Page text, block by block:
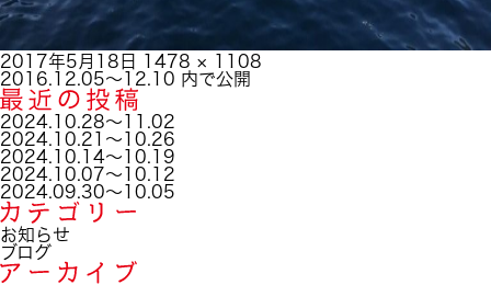
投
稿
日:
2017年5月18日
フ
ル
イ
ズ
1478 × 1108
投
稿
ナ
ビ
ゲ
ー
シ
ョ
ン
2016.12.05～12.10 内で公開
2024.10.28～11.02
2024.10.21～10.26
2024.10.14～10.19
2024.10.07～10.12
2024.09.30～10.05
お知らせ
ブログ